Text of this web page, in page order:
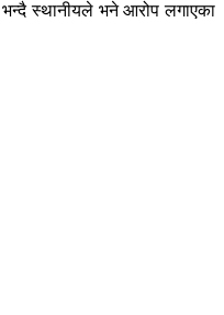
भन्दै स्थानीयले भने आरोप लगाएका